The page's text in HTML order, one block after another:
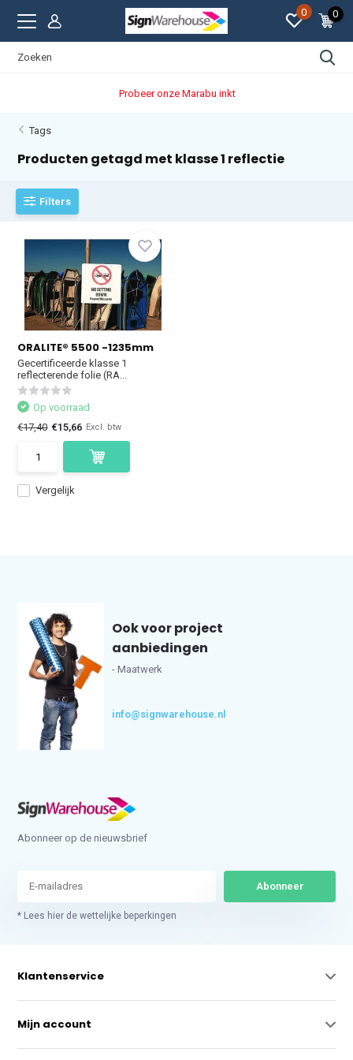
0 0
Probeer onze Marabu inkt
Tags
Producten getagd met klasse 1 reflectie
Filters
ORALITE® 5500 -1235mm
Gecertificeerde klasse 1
reflecterende folie (RA...
Vergelijk
Op voorraad
€17,40 €15,66 Excl. btw
Ook voor project
aanbiedingen
- Maatwerk
info@signwarehouse.nl
Abonneer op de nieuwsbrief
Abonneer
* Lees hier de wettelijke beperkingen
Klantenservice
Mijn account